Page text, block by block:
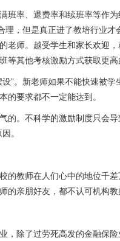
班率、退费率和续班率等作
，但是真正进了教培行业才
老师。越受学生和家长欢迎
等其他考核激励方式获取更高
”。新老师如果不能快速被
的要求都不一定能达到。
的。不科学的激励制度只会
。
的教师在人们心中的地位千
的亲朋好友，都不认可机构教
，除了过劳死高发的金融保